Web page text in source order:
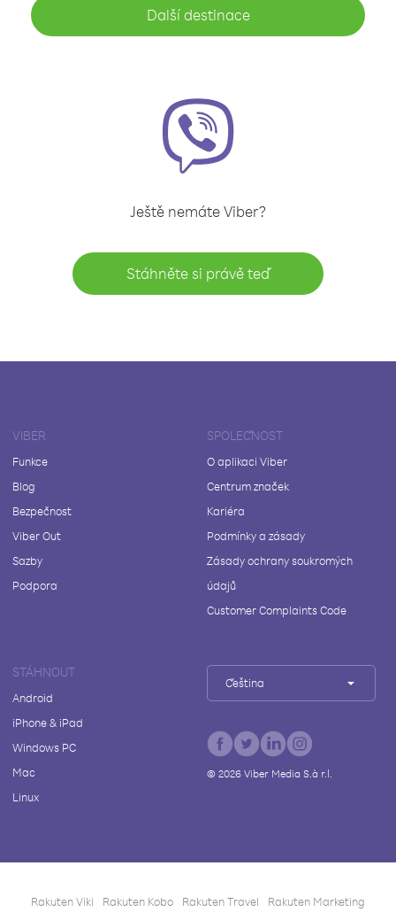
Další destinace
Ještě nemáte Viber?
Stáhněte si právě teď
VIBER
Funkce
Blog
Bezpečnost
Viber Out
Sazby
Podpora
SPOLEČNOST
O aplikaci Viber
Centrum značek
Kariéra
Podmínky a zásady
Zásady ochrany soukromých
údajů
Customer Complaints Code
STÁHNOUT
Android
iPhone & iPad
Windows PC
Mac
Linux
Čeština
© 2026Viber Media S.à r.l.
Rakuten Viki Rakuten Kobo Rakuten Travel Rakuten Marketing